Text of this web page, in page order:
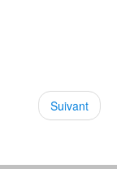
Suivant